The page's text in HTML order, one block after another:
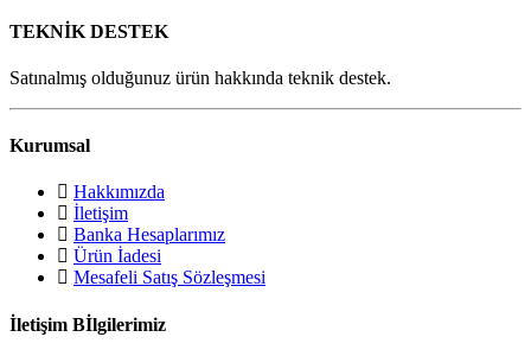
TEKNİK DESTEK
Satınalmış olduğunuz ürün hakkında teknik destek.
Kurumsal
Hakkımızda
İletişim
Banka Hesaplarımız
Ürün İadesi
Mesafeli Satış Sözleşmesi
İletişim Bİlgilerimiz